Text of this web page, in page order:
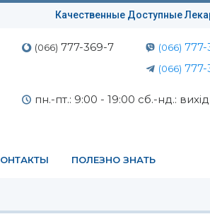
Качественные Доступные
(066) 777-369-7 (066)
(066)
пн.-пт.: 9:00 - 19:00 сб.-нд.:
ПОЛЕЗНО ЗНАТЬ